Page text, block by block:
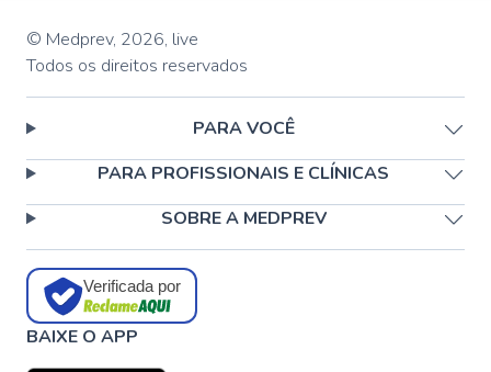
© Medprev, 2026, live
Todos os direitos reservados
PARA VOCÊ
PARA PROFISSIONAIS E CLÍNICAS
SOBRE A MEDPREV
Verificada por
BAIXE O APP